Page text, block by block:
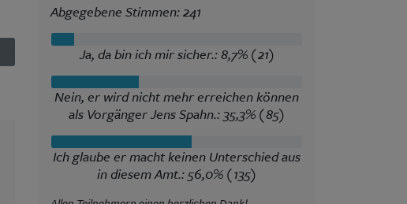
Abgegebene Stimmen: 241
Ja, da bin ich mir sicher.: 8,7% (21)
Nein, er wird nicht mehr erreichen können
als Vorgänger Jens Spahn.: 35,3% (85)
Ich glaube er macht keinen Unterschied aus
in diesem Amt.: 56,0% (135)